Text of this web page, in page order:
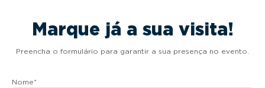
Marque já a sua visita!
Preencha o formulário para garantir a sua presença no evento.
Nome*